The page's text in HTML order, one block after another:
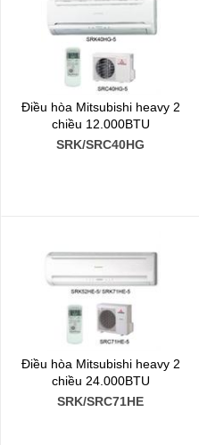
Điều hòa Mitsubishi heavy 2
chiều 12.000BTU
SRK/SRC40HG
Điều hòa Mitsubishi heavy 2
chiều 24.000BTU
SRK/SRC71HE